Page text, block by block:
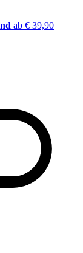
ab € 39,90